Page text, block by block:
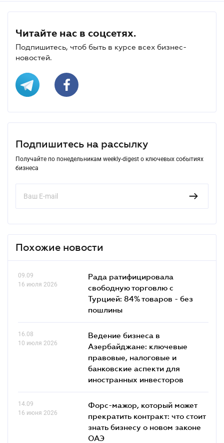
Читайте нас в соцсетях.
Подпишитесь, чтоб быть в курсе всех бизнес-
новостей.
Подпишитесь на рассылку
Получайте по понедельникам weekly-digest о ключевых событиях
бизнеса
Похожие новости
09.09
16 июля 2026
Рада ратифицировала
свободную торговлю с
Турцией: 84% товаров - без
пошлины
16.08
10 июля 2026
Ведение бизнеса в
Азербайджане: ключевые
правовые, налоговые и
банковские аcпекти для
иностранных инвесторов
14.09
16 июня 2026
Форс-мажор, который может
прекратить контракт: что стоит
знать бизнесу о новом законе
ОАЭ